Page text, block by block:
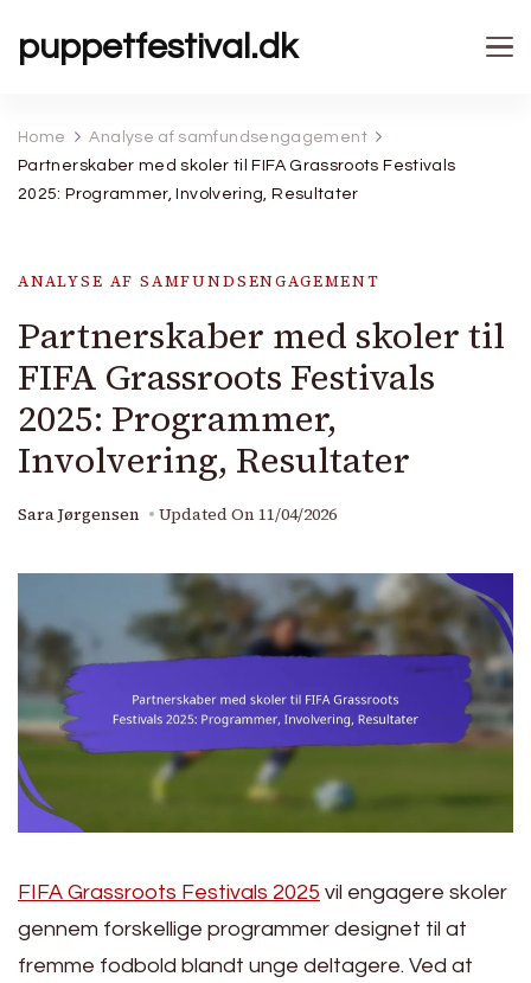
puppetfestival.dk
Home
Analyse af samfundsengagement
Partnerskaber med skoler til FIFA Grassroots Festivals
2025: Programmer, Involvering, Resultater
ANALYSE AF SAMFUNDSENGAGEMENT
Partnerskaber med skoler til
FIFA Grassroots Festivals
2025: Programmer,
Involvering, Resultater
Sara Jørgensen Updated On 11/04/2026
FIFA Grassroots Festivals 2025 vil engagere skoler
gennem forskellige programmer designet til at
fremme fodbold blandt unge deltagere. Ved at